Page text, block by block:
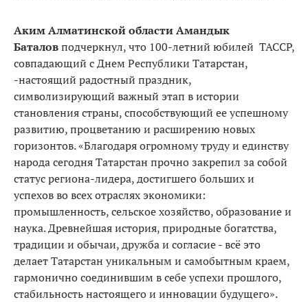
Аким Алматинской области Амандык
Баталовподчеркнул, что 100-летний юбилей ТАССР,
совпадающий с Днем Республики Татарстан,
-настоящий радостный праздник,
символизирующий важный этап в истории
становления страны, способствующий ее успешному
развитию, процветанию и расширению новых
горизонтов. «Благодаря огромному труду и единству
народа сегодня Татарстан прочно закрепил за собой
статус региона-лидера, достигшего больших и
успехов во всех отраслях экономики:
промышленность, сельское хозяйство, образование и
наука. Древнейшая история, природные богатства,
традиции и обычаи, дружба и согласие - всё это
делает Татарстан уникальным и самобытным краем,
гармонично соединившим в себе успехи прошлого,
стабильность настоящего и инновации будущего».